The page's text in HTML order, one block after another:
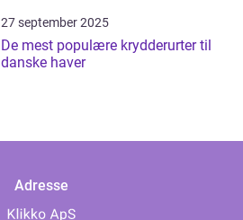
27 september 2025
De mest populære krydderurter til
danske haver
Adresse